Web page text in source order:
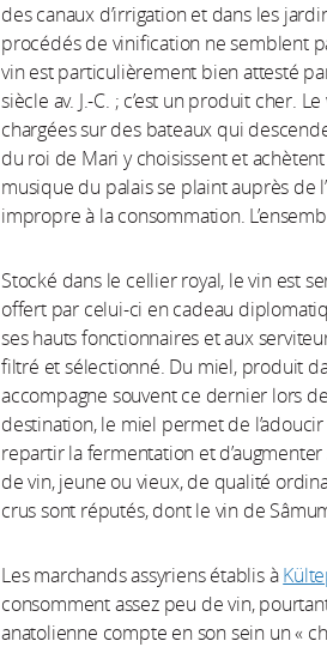
des canaux d’irrigation et dans les
procédés de vinification ne semblent
vin est particulièrement bien attesté
siècle av. J.-C. ; c’est un produit cher.
chargées sur des bateaux qui
du roi de Mari y choisissent et
musique du palais se plaint auprès de
impropre à la consommation.
Stocké dans le cellier royal, le vin est
offert par celui-ci en cadeau
ses hauts fonctionnaires et aux
filtré et sélectionné. Du miel, produit
accompagne souvent ce dernier lors
destination, le miel permet de
repartir la fermentation et
de vin, jeune ou vieux, de qualité
crus sont réputés, dont le vin de
Les marchands assyriens établis à
consomment assez peu de vin,
anatolienne compte en son sein un «